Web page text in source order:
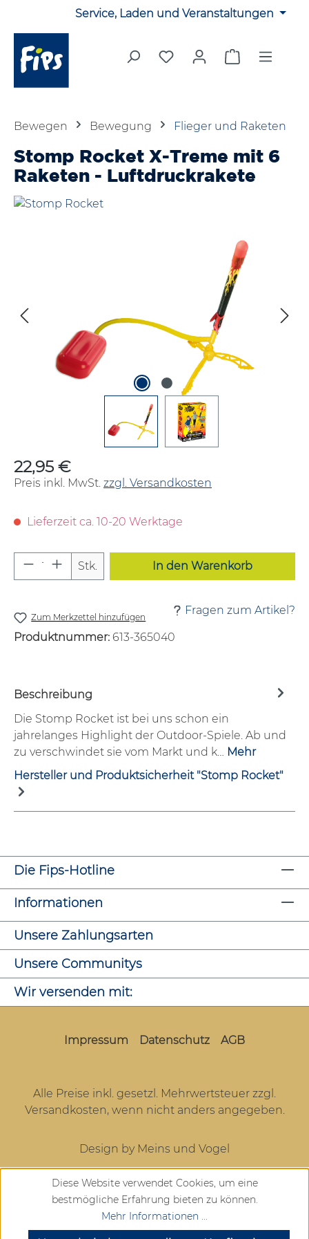
Zum Hauptinhalt springenService, Laden und Veranstaltungen
Du hast 0 Produkte auf
Warenkorb
Bewegen Bewegung Flieger und Raketen
Stomp Rocket X-Treme mit 6
Raketen - Luftdruckrakete
Regulärer Preis:
22,95 €
Preis inkl. MwSt. zzgl. Versandkosten
Lieferzeit ca. 10-20 Werktage
Produkt Anzahl: Gib den
Stk. In den Warenkorb
Zum Merkzettel hinzufügen
Fragen zum Artikel?
Produktnummer: 613-365040
Beschreibung
Die Stomp Rocket ist bei uns schon ein
jahrelanges Highlight der Outdoor-Spiele. Ab und
zu verschwindet sie vom Markt und k… Mehr
Hersteller und Produktsicherheit "Stomp Rocket"
Die Fips-Hotline
Informationen
Unsere Zahlungsarten
Unsere Communitys
Wir versenden mit:
Impressum Datenschutz AGB
Alle Preise inkl. gesetzl. Mehrwertsteuer zzgl.
Versandkosten, wenn nicht anders angegeben.
Design by Meins und Vogel
Diese Website verwendet Cookies, um eine
bestmögliche Erfahrung bieten zu können.
Mehr Informationen ...
SEHR GUT (4.72 / 5)